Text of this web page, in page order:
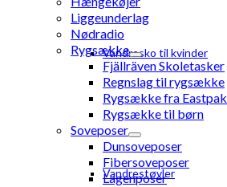
Vandresko til kvinder
Vandrestøvler
Liggeunderlag
Nødradio
Rygsække
Fjällräven Skoletasker
Regnslag til rygsække
Rygsække fra Eastpak
Rygsække til børn
Soveposer
Dunsoveposer
Fibersoveposer
Lagenposer